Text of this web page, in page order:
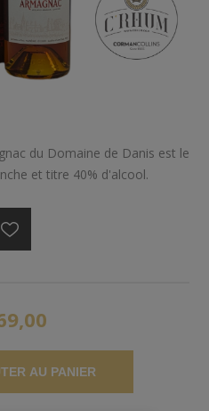
du Domaine de Danis est le
et titre 40% d'alcool.
AU PANIER